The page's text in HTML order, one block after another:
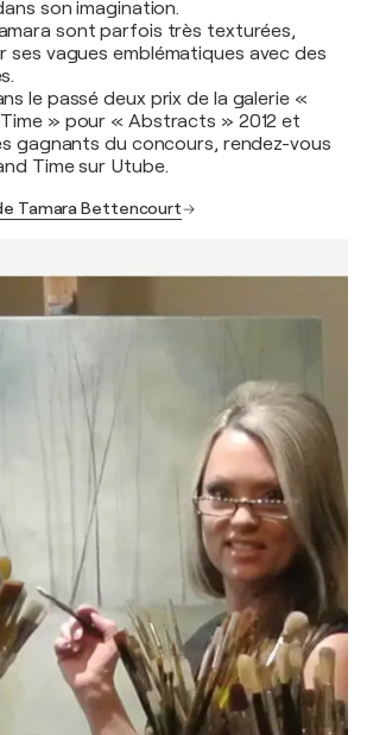
son imagination.
sont parfois très texturées,
ses vagues emblématiques avec des
le passé deux prix de la galerie «
» pour « Abstracts » 2012 et
gagnants du concours, rendez-vous
Time sur Utube.
Tamara Bettencourt